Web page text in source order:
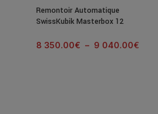
Remontoir Automatique
SwissKubik Masterbox 12
8 350.00€ – 9 040.00€